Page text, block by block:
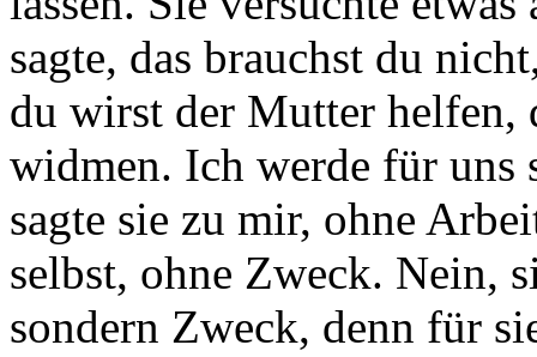
sagte, das brauchst du
du wirst der Mutter
widmen. Ich werde für uns
sagte sie zu mir, ohne
selbst, ohne Zweck. Nein,
sondern Zweck, denn für